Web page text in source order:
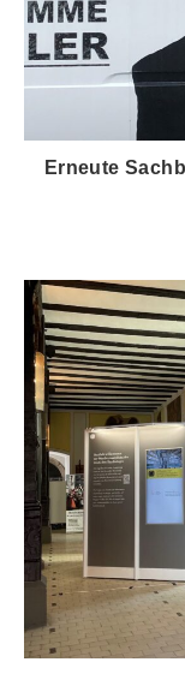
Erneute